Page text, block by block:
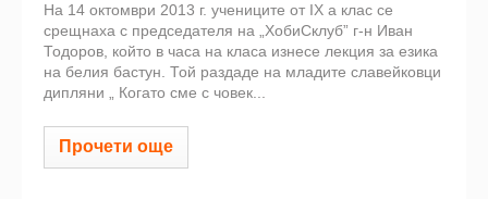
На 14 октомври 2013 г. учениците от IX а клас се
срещнаха с председателя на „ХобиСклуб” г-н Иван
Тодоров, който в часа на класа изнесе лекция за езика
на белия бастун. Той раздаде на младите славейковци
дипляни „ Когато сме с човек...
Прочети още